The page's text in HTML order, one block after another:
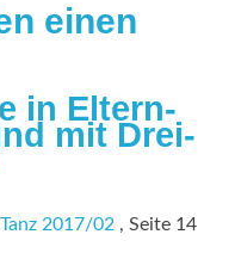
einen
in Eltern-
mit Drei-
2017/02 , Seite 14